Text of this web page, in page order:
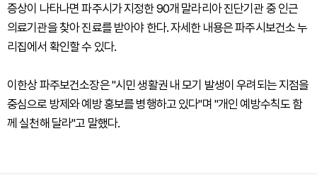
증상이 나타나면 파주시가 지정한 90개 말라리아 진단기관 중 인근
의료기관을 찾아 진료를 받아야 한다. 자세한 내용은 파주시보건소 누
리집에서 확인할 수 있다.
이한상 파주보건소장은 "시민 생활권 내 모기 발생이 우려되는 지점을
중심으로 방제와 예방 홍보를 병행하고 있다"며 "개인 예방수칙도 함
께 실천해 달라"고 말했다.